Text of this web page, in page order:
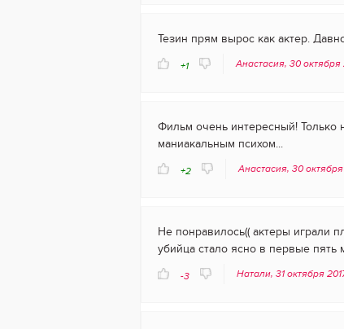
Тезин прям вырос как актер.
+1 Анастасия, 30 октября
Фильм очень интересный! Только
маниакальным психом...
+2 Анастасия, 30 октября
Не понравилось(( актеры играли
убийца стало ясно в первые пять
-3 Натали, 31 октября